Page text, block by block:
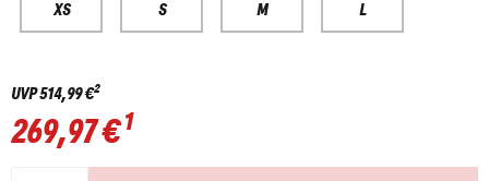
XS S M L
UVP514,99 €2
269,97 €1